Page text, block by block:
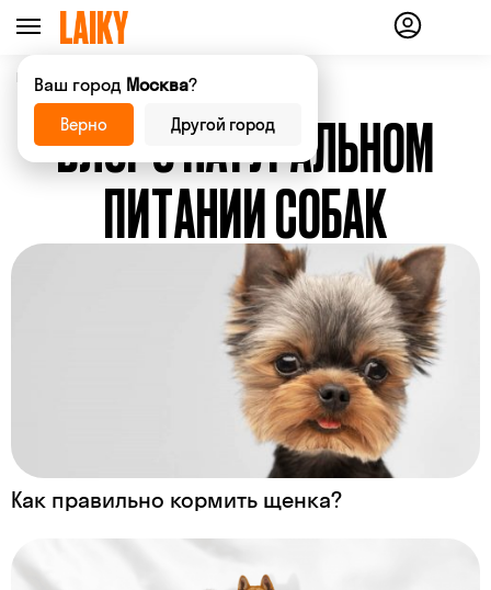
Главная страница Блог
БЛОГ О НАТУРАЛЬНОМ
ПИТАНИИ СОБАК
Как правильно кормить щенка?
Ваш город Москва?
Верно Другой город